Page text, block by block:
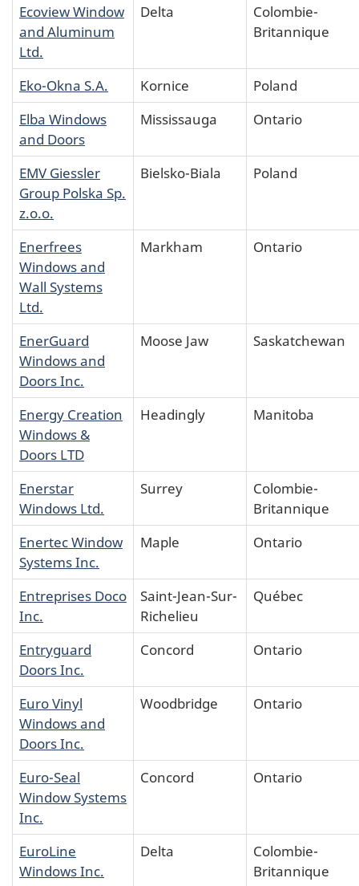
Ecoview Window
and Aluminum
Ltd.
Delta
Colombie-
Britannique
Eko-Okna S.A. Kornice
Poland
Elba Windows
and Doors
Mississauga Ontario
EMV Giessler
Group Polska Sp.
z.o.o.
Bielsko-Biala Poland
Enerfrees
Windows and
Wall Systems
Ltd.
Markham Ontario
EnerGuard
Windows and
Doors Inc.
Moose Jaw Saskatchewan
Energy Creation
Windows &
Doors LTD
Headingly Manitoba
Enerstar
Windows Ltd.
Surrey
Colombie-
Britannique
Enertec Window
Systems Inc.
Maple Ontario
Entreprises Doco
Inc.
Saint-Jean-Sur-
Richelieu
Québec
Entryguard
Doors Inc.
Concord Ontario
Euro Vinyl
Windows and
Doors Inc.
Woodbridge Ontario
Euro-Seal
Window Systems
Inc.
Concord Ontario
EuroLine
Windows Inc.
Delta
Colombie-
Britannique